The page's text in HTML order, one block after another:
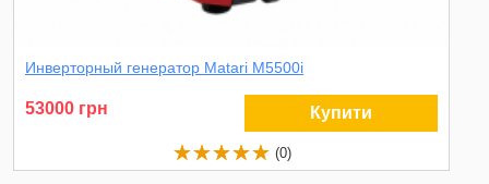
Инверторный генератор Matari M5500i
53000 грн Купити
(0)